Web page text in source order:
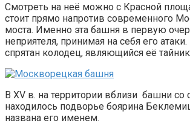
Смотреть на неё можно с Красной
стоит прямо напротив современного
моста. Именно эта башня в первую
неприятеля, принимая на себя его
спрятан колодец, являющийся её
В XV в. на территории вблизи башни
находилось подворье боярина
названа его именем.